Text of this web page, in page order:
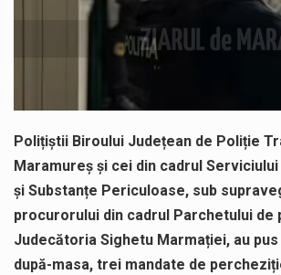
Polițiștii Biroului Județean de Poliție
Maramureș și cei din cadrul
și Substanțe Periculoase, sub
procurorului din cadrul Parchetului de
Judecătoria Sighetu Marmației, au
după-masa, trei mandate de